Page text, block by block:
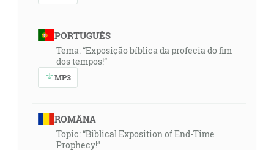
PORTUGUÊS
Tema: “Exposição bíblica da profecia do fim
dos tempos!”
MP3
ROMÂNA
Topic: “Biblical Exposition of End-Time
Prophecy!”